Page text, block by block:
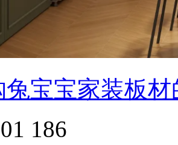
宝宝家装板材
186